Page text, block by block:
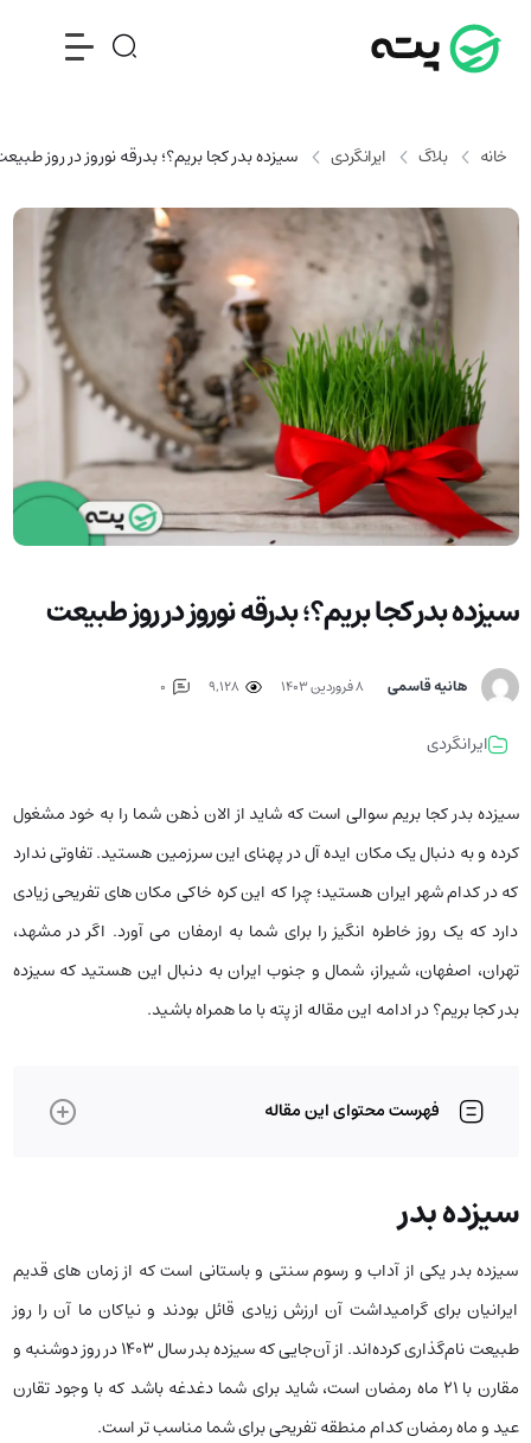
خانه بلاگ ایرانگردی سیزده بدر کجا بریم؟؛ بدرقه نوروز در روز
سیزده بدر کجا بریم؟؛ بدرقه نوروز در روز طبیعت
هانیه قاسمی ۸ فروردین ۱۴۰۳ 9,128
ایرانگردی
سیزده بدر کجا بریم سوالی است که شاید از الان ذهن شما را به خود مشغول
کرده و به دنبال یک مکان ایده آل در پهنای این سرزمین هستید. تفاوتی ندارد
که در کدام شهر ایران هستید؛ چرا که این کره خاکی مکان های تفریحی زیادی
دارد که یک روز خاطره انگیز را برای شما به ارمفان می آورد. اگر در مشهد،
تهران، اصفهان، شیراز، شمال و جنوب ایران به دنبال این هستید که سیزده
بدر کجا بریم؟ در ادامه این مقاله از پته با ما همراه باشید.
فهرست محتوای این مقاله
سیزده بدر
سیزده بدر یکی از آداب و رسوم سنتی و باستانی است که از زمان های قدیم
ایرانیان برای گرامیداشت آن ارزش زیادی قائل بودند و نیاکان ما آن را روز
طبیعت نام‌گذاری کرده‌اند. از آن‌جایی که سیزده بدر سال 1403 در روز دوشنبه و
مقارن با 21 ماه رمضان است، شاید برای شما دغدغه باشد که با وجود تقارن
عید و ماه رمضان کدام منطقه تفریحی برای شما مناسب تر است.